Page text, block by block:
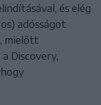
és elég
adósságot
mielőtt
Discovery,